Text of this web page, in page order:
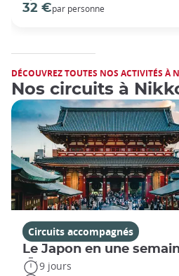
32 €par personne
DÉCOUVREZ TOUTES NOS ACTIVITÉS À
Nos circuits à
Circuits accompagnés
Le Japon en une
9 jours